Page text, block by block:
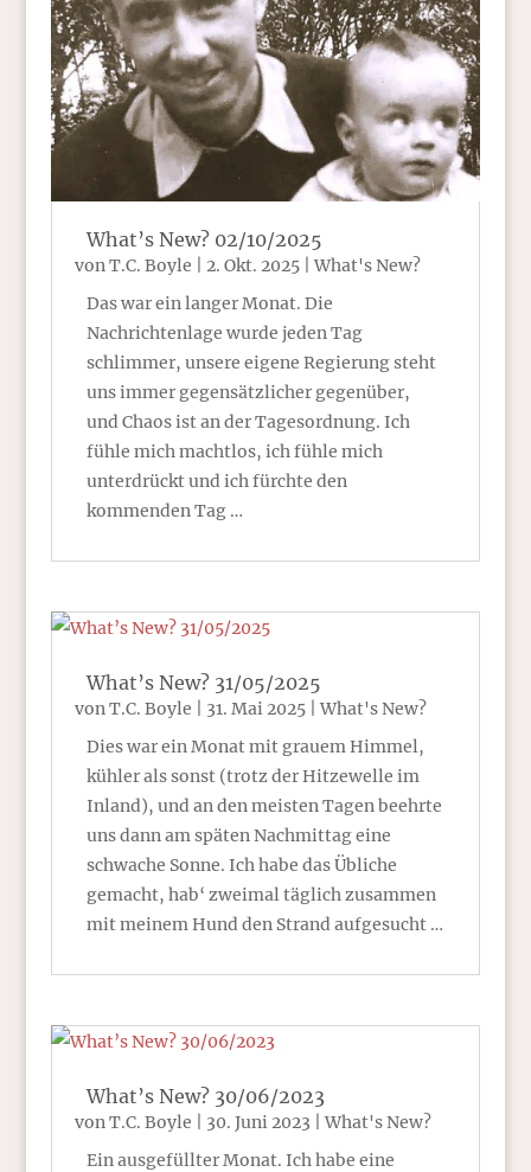
What’s New? 02/10/2025
vonT.C. Boyle 2. Okt. 2025|What's New?
Das war ein langer Monat. Die
Nachrichtenlage wurde jeden Tag
schlimmer, unsere eigene Regierung steht
uns immer gegensätzlicher gegenüber,
und Chaos ist an der Tagesordnung. Ich
fühle mich machtlos, ich fühle mich
unterdrückt und ich fürchte den
kommenden Tag …
What’s New? 31/05/2025
vonT.C. Boyle 31. Mai 2025|What's New?
Dies war ein Monat mit grauem Himmel,
kühler als sonst (trotz der Hitzewelle im
Inland), und an den meisten Tagen beehrte
uns dann am späten Nachmittag eine
schwache Sonne. Ich habe das Übliche
gemacht, hab‘ zweimal täglich zusammen
mit meinem Hund den Strand aufgesucht …
What’s New? 30/06/2023
vonT.C. Boyle 30. Juni 2023 |What's New?
Ein ausgefüllter Monat. Ich habe eine